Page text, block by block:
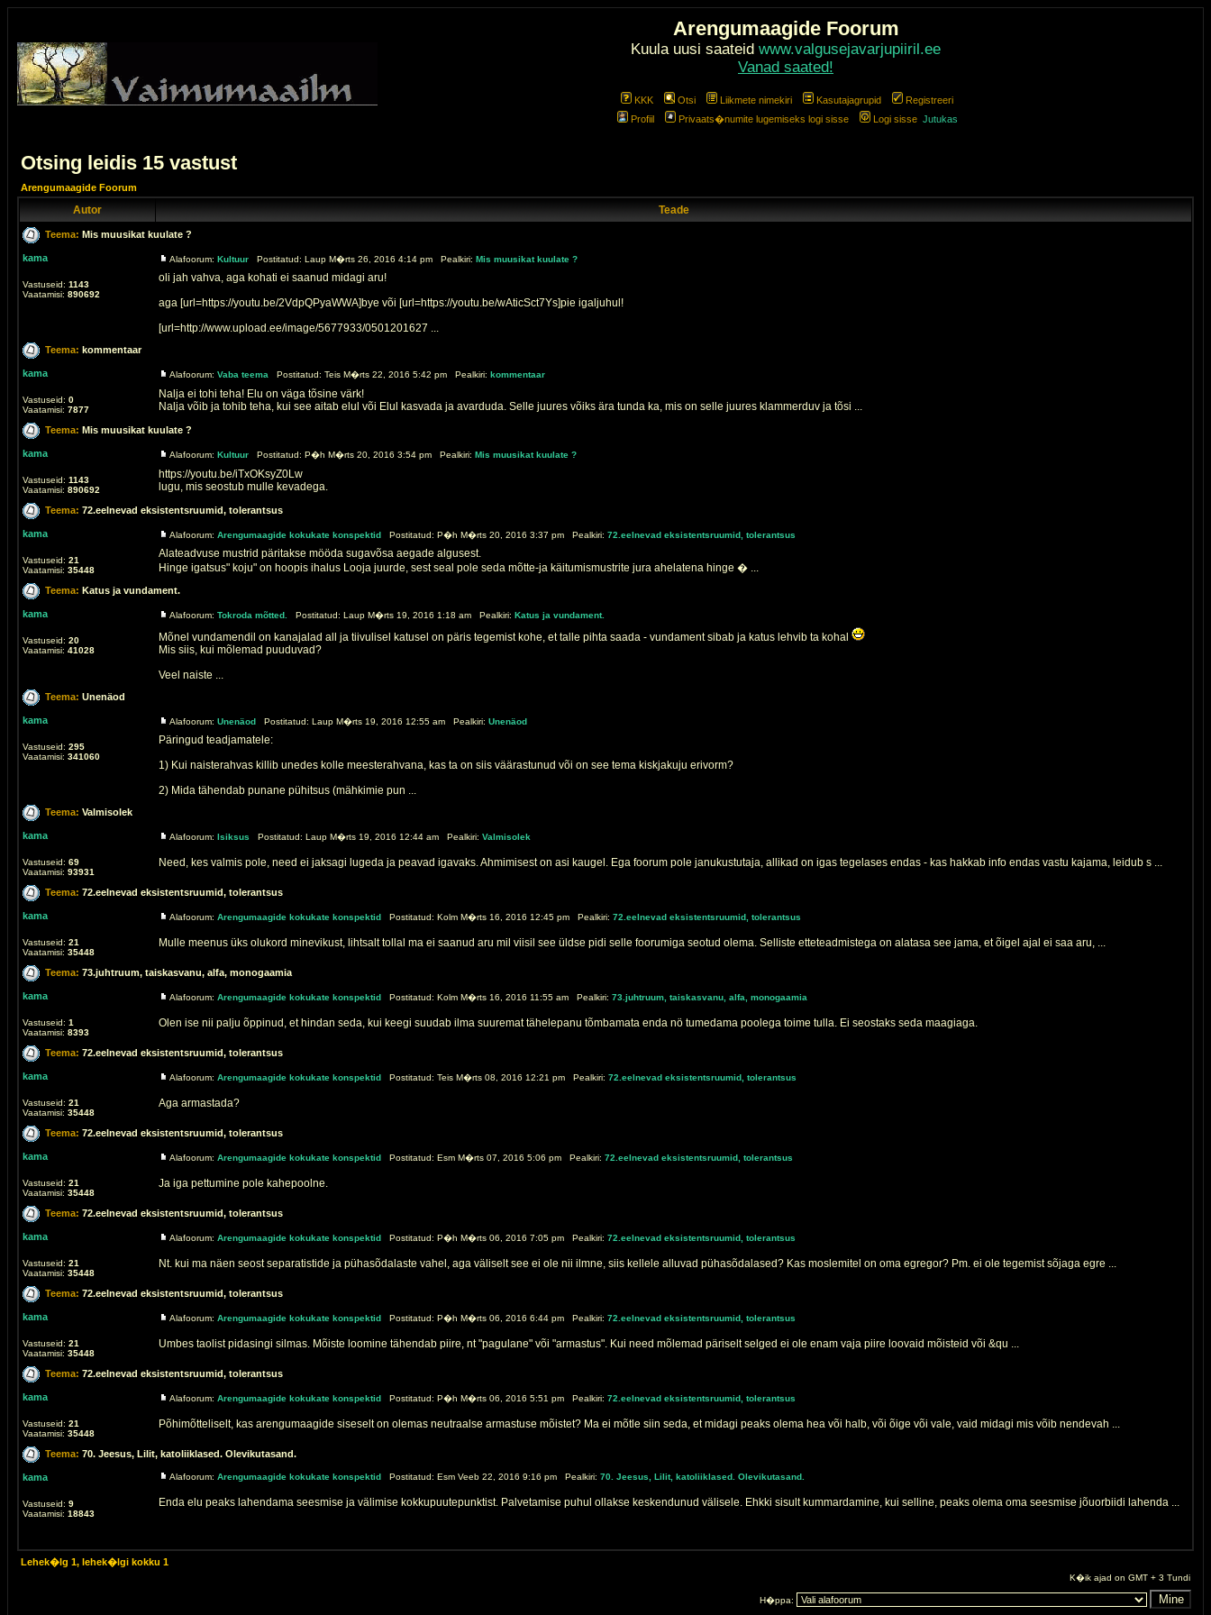
Arengumaagide Foorum
Kuula uusi saateid www.valgusejavarjupiiril.ee
Vanad saated!
KKK Otsi Liikmete nimekiri Kasutajagrupid
Registreeri
Profiil
Privaats�numite lugemiseks logi sisse Logi sisse Jutukas
Otsing leidis 15 vastust
Arengumaagide Foorum
Autor Teade
Teema: Mis muusikat kuulate ?
kama
Vastuseid: 1143
Vaatamisi: 890692
Alafoorum: Kultuur Postitatud: Laup M�rts 26, 2016 4:14 pm Pealkiri: Mis muusikat kuulate ?
oli jah vahva, aga kohati ei saanud midagi aru!
aga [url=https://youtu.be/2VdpQPyaWWA]bye või [url=https://youtu.be/wAticSct7Ys]pie igaljuhul!
[url=http://www.upload.ee/image/5677933/0501201627 ...
Teema: kommentaar
kama
Vastuseid: 0
Vaatamisi: 7877
Alafoorum: Vaba teema Postitatud: Teis M�rts 22, 2016 5:42 pm Pealkiri: kommentaar
Nalja ei tohi teha! Elu on väga tõsine värk!
Nalja võib ja tohib teha, kui see aitab elul või Elul kasvada ja avarduda. Selle juures võiks ära tunda ka, mis on selle juures klammerduv ja tõsi ...
Teema: Mis muusikat kuulate ?
kama
Vastuseid: 1143
Vaatamisi: 890692
Alafoorum: Kultuur Postitatud: P�h M�rts 20, 2016 3:54 pm Pealkiri: Mis muusikat kuulate ?
https://youtu.be/iTxOKsyZ0Lw
lugu, mis seostub mulle kevadega.
Teema: 72.eelnevad eksistentsruumid, tolerantsus
kama
Vastuseid: 21
Vaatamisi: 35448
Alafoorum: Arengumaagide kokukate konspektid Postitatud: P�h M�rts 20, 2016 3:37 pm Pealkiri: 72.eelnevad eksistentsruumid, tolerantsus
Alateadvuse mustrid päritakse mööda sugavõsa aegade algusest.
Hinge igatsus" koju" on hoopis ihalus Looja juurde, sest seal pole seda mõtte-ja käitumismustrite jura ahelatena hinge � ...
Teema: Katus ja vundament.
kama
Vastuseid: 20
Vaatamisi: 41028
Alafoorum: Tokroda mõtted. Postitatud: Laup M�rts 19, 2016 1:18 am Pealkiri: Katus ja vundament.
Mõnel vundamendil on kanajalad all ja tiivulisel katusel on päris tegemist kohe, et talle pihta saada - vundament sibab ja katus lehvib ta kohal
Mis siis, kui mõlemad puuduvad?
Veel naiste ...
Teema: Unenäod
kama
Vastuseid: 295
Vaatamisi: 341060
Alafoorum: Unenäod Postitatud: Laup M�rts 19, 2016 12:55 am Pealkiri: Unenäod
Päringud teadjamatele:
1) Kui naisterahvas killib unedes kolle meesterahvana, kas ta on siis väärastunud või on see tema kiskjakuju erivorm?
2) Mida tähendab punane pühitsus (mähkimie pun ...
Teema: Valmisolek
kama
Vastuseid: 69
Vaatamisi: 93931
Alafoorum: Isiksus Postitatud: Laup M�rts 19, 2016 12:44 am Pealkiri: Valmisolek
Need, kes valmis pole, need ei jaksagi lugeda ja peavad igavaks. Ahmimisest on asi kaugel. Ega foorum pole janukustutaja, allikad on igas tegelases endas - kas hakkab info endas vastu kajama, leidub s ...
Teema: 72.eelnevad eksistentsruumid, tolerantsus
kama
Vastuseid: 21
Vaatamisi: 35448
Alafoorum: Arengumaagide kokukate konspektid Postitatud: Kolm M�rts 16, 2016 12:45 pm Pealkiri: 72.eelnevad eksistentsruumid, tolerantsus
Mulle meenus üks olukord minevikust, lihtsalt tollal ma ei saanud aru mil viisil see üldse pidi selle foorumiga seotud olema. Selliste etteteadmistega on alatasa see jama, et õigel ajal ei saa aru, ...
Teema: 73.juhtruum, taiskasvanu, alfa, monogaamia
kama
Vastuseid: 1
Vaatamisi: 8393
Alafoorum: Arengumaagide kokukate konspektid Postitatud: Kolm M�rts 16, 2016 11:55 am Pealkiri: 73.juhtruum, taiskasvanu, alfa, monogaamia
Olen ise nii palju õppinud, et hindan seda, kui keegi suudab ilma suuremat tähelepanu tõmbamata enda nö tumedama poolega toime tulla. Ei seostaks seda maagiaga.
Teema: 72.eelnevad eksistentsruumid, tolerantsus
kama
Vastuseid: 21
Vaatamisi: 35448
Alafoorum: Arengumaagide kokukate konspektid Postitatud: Teis M�rts 08, 2016 12:21 pm Pealkiri: 72.eelnevad eksistentsruumid, tolerantsus
Aga armastada?
Teema: 72.eelnevad eksistentsruumid, tolerantsus
kama
Vastuseid: 21
Vaatamisi: 35448
Alafoorum: Arengumaagide kokukate konspektid Postitatud: Esm M�rts 07, 2016 5:06 pm Pealkiri: 72.eelnevad eksistentsruumid, tolerantsus
Ja iga pettumine pole kahepoolne.
Teema: 72.eelnevad eksistentsruumid, tolerantsus
kama
Vastuseid: 21
Vaatamisi: 35448
Alafoorum: Arengumaagide kokukate konspektid Postitatud: P�h M�rts 06, 2016 7:05 pm Pealkiri: 72.eelnevad eksistentsruumid, tolerantsus
Nt. kui ma näen seost separatistide ja pühasõdalaste vahel, aga väliselt see ei ole nii ilmne, siis kellele alluvad pühasõdalased? Kas moslemitel on oma egregor? Pm. ei ole tegemist sõjaga egre ...
Teema: 72.eelnevad eksistentsruumid, tolerantsus
kama
Vastuseid: 21
Vaatamisi: 35448
Alafoorum: Arengumaagide kokukate konspektid Postitatud: P�h M�rts 06, 2016 6:44 pm Pealkiri: 72.eelnevad eksistentsruumid, tolerantsus
Umbes taolist pidasingi silmas. Mõiste loomine tähendab piire, nt "pagulane" või "armastus". Kui need mõlemad päriselt selged ei ole enam vaja piire loovaid mõisteid või &qu ...
Teema: 72.eelnevad eksistentsruumid, tolerantsus
kama
Vastuseid: 21
Vaatamisi: 35448
Alafoorum: Arengumaagide kokukate konspektid Postitatud: P�h M�rts 06, 2016 5:51 pm Pealkiri: 72.eelnevad eksistentsruumid, tolerantsus
Põhimõtteliselt, kas arengumaagide siseselt on olemas neutraalse armastuse mõistet? Ma ei mõtle siin seda, et midagi peaks olema hea või halb, või õige või vale, vaid midagi mis võib nendevah ...
Teema: 70. Jeesus, Lilit, katoliiklased. Olevikutasand.
kama
Vastuseid: 9
Vaatamisi: 18843
Alafoorum: Arengumaagide kokukate konspektid Postitatud: Esm Veeb 22, 2016 9:16 pm Pealkiri: 70. Jeesus, Lilit, katoliiklased. Olevikutasand.
Enda elu peaks lahendama seesmise ja välimise kokkupuutepunktist. Palvetamise puhul ollakse keskendunud välisele. Ehkki sisult kummardamine, kui selline, peaks olema oma seesmise jõuorbiidi lahenda ...
Lehek�lg 1, lehek�lgi kokku 1
K�ik ajad on GMT + 3 Tundi
H�ppa: